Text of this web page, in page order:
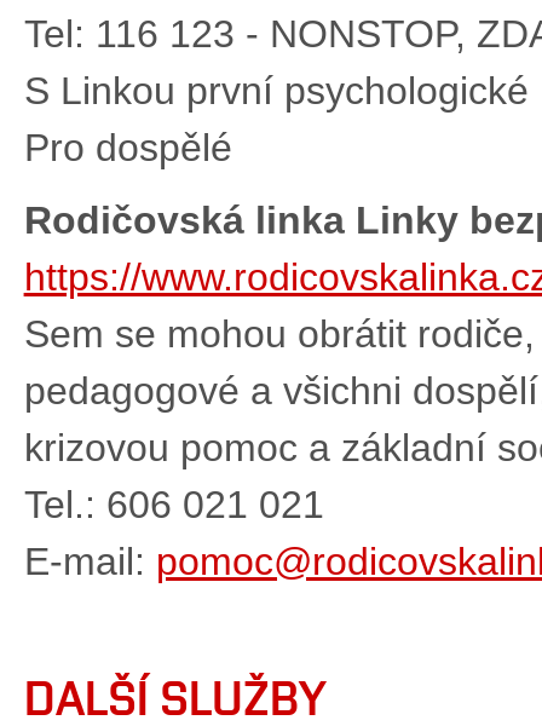
Tel: 116 123 - NONSTOP,
S Linkou první
Pro dospělé
Rodičovská linka Linky
https://
Sem se mohou obrátit
pedagogové a všichni
krizovou pomoc a základní
Tel.: 606 021 021
E-mail:
DALŠÍ SLUŽBY